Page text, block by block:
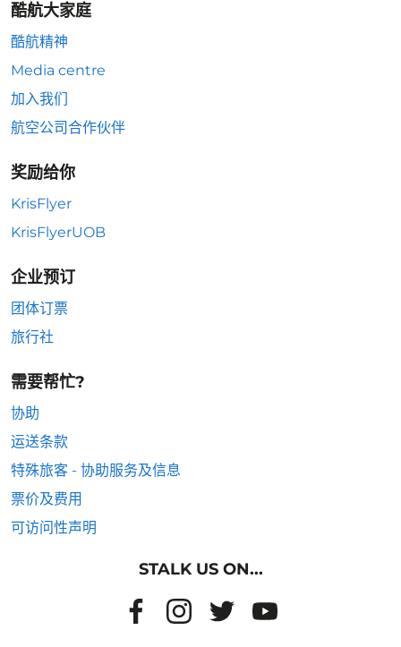
酷航大家庭
酷航精神
Media centre
加入我们
航空公司合作伙伴
奖励给你
KrisFlyer
KrisFlyerUOB
企业预订
团体订票
旅行社
需要帮忙?
协助
运送条款
特殊旅客 - 协助服务及信息
票价及费用
可访问性声明
STALK US ON...